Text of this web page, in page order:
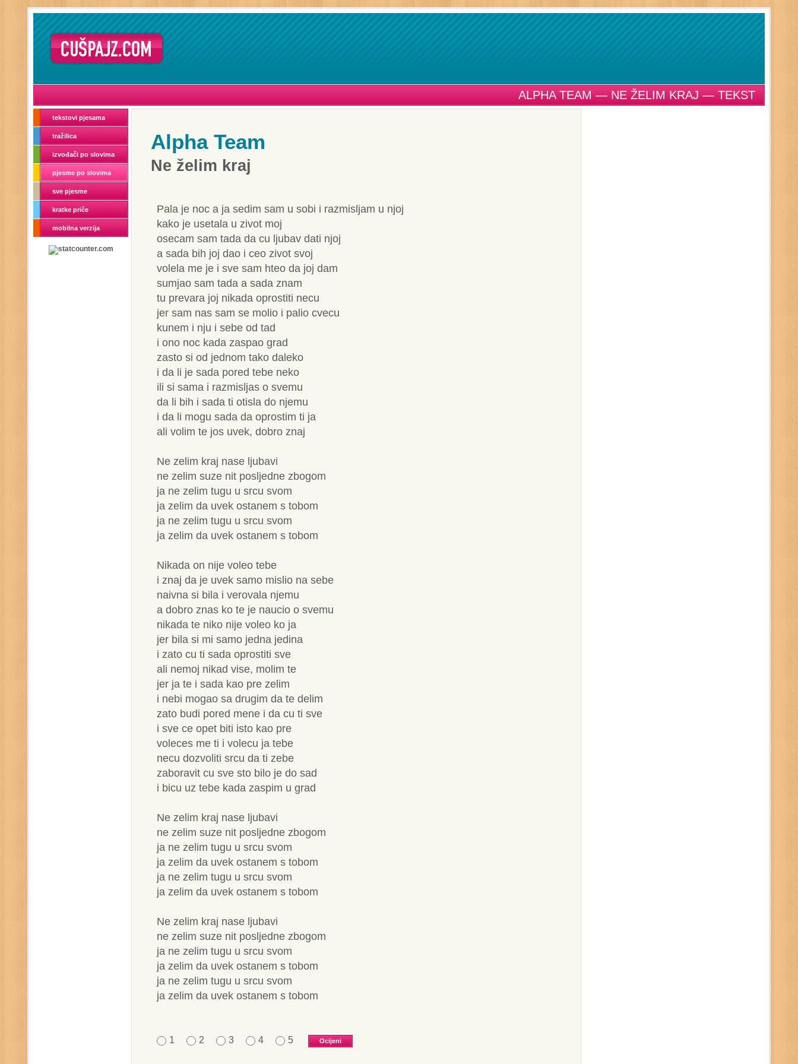
ALPHA TEAM — NE ŽELIM KRAJ — TEKST
tekstovi pjesama
tražilica
izvođači po slovima
pjesme po slovima
sve pjesme
kratke priče
mobilna verzija
Alpha Team
Ne želim kraj
Pala je noc a ja sedim sam u sobi i razmisljam u njoj
kako je usetala u zivot moj
osecam sam tada da cu ljubav dati njoj
a sada bih joj dao i ceo zivot svoj
volela me je i sve sam hteo da joj dam
sumjao sam tada a sada znam
tu prevara joj nikada oprostiti necu
jer sam nas sam se molio i palio cvecu
kunem i nju i sebe od tad
i ono noc kada zaspao grad
zasto si od jednom tako daleko
i da li je sada pored tebe neko
ili si sama i razmisljas o svemu
da li bih i sada ti otisla do njemu
i da li mogu sada da oprostim ti ja
ali volim te jos uvek, dobro znaj
Ne zelim kraj nase ljubavi
ne zelim suze nit posljedne zbogom
ja ne zelim tugu u srcu svom
ja zelim da uvek ostanem s tobom
ja ne zelim tugu u srcu svom
ja zelim da uvek ostanem s tobom
Nikada on nije voleo tebe
i znaj da je uvek samo mislio na sebe
naivna si bila i verovala njemu
a dobro znas ko te je naucio o svemu
nikada te niko nije voleo ko ja
jer bila si mi samo jedna jedina
i zato cu ti sada oprostiti sve
ali nemoj nikad vise, molim te
jer ja te i sada kao pre zelim
i nebi mogao sa drugim da te delim
zato budi pored mene i da cu ti sve
i sve ce opet biti isto kao pre
voleces me ti i volecu ja tebe
necu dozvoliti srcu da ti zebe
zaboravit cu sve sto bilo je do sad
i bicu uz tebe kada zaspim u grad
Ne zelim kraj nase ljubavi
ne zelim suze nit posljedne zbogom
ja ne zelim tugu u srcu svom
ja zelim da uvek ostanem s tobom
ja ne zelim tugu u srcu svom
ja zelim da uvek ostanem s tobom
Ne zelim kraj nase ljubavi
ne zelim suze nit posljedne zbogom
ja ne zelim tugu u srcu svom
ja zelim da uvek ostanem s tobom
ja ne zelim tugu u srcu svom
ja zelim da uvek ostanem s tobom
1 2 3 4 5